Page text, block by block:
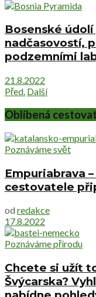
Bosenské
nadčasovostí,
podzemními
21.8.2022
Před. Další
Oblíbená
Poznáváme svět
Empuriabrava
cestovatele
od redakce
17.8.2022
Poznáváme přírodu
Chcete si užít
Švýcarska?